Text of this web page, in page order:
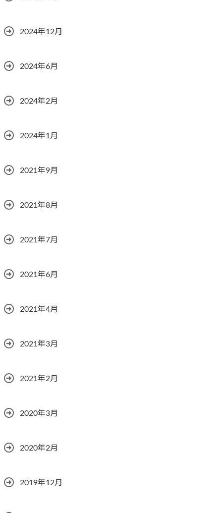
2024年12月
2024年6月
2024年2月
2024年1月
2021年9月
2021年8月
2021年7月
2021年6月
2021年4月
2021年3月
2021年2月
2020年3月
2020年2月
2019年12月